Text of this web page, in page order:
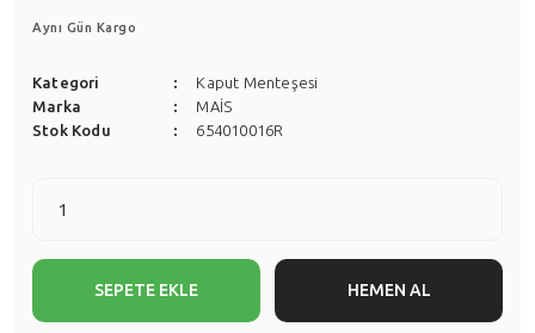
Aynı Gün Kargo
Kategori
Kaput Menteşesi
Marka
MAİS
Stok Kodu
654010016R
SEPETE EKLE HEMEN AL